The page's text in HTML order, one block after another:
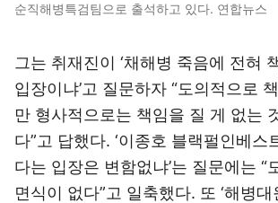
순직해병특검팀으로 출석하고 있다. 연합뉴스
그는 취재진이 ‘채해병 죽음에 전혀
입장이냐’고 질문하자 “도의적으로
만 형사적으로는 책임을 질 게 없는
다”고 답했다. ‘이종호 블랙펄인베스
다는 입장은 변함없냐’는 질문에는 “
면식이 없다”고 일축했다. 또 ‘해병